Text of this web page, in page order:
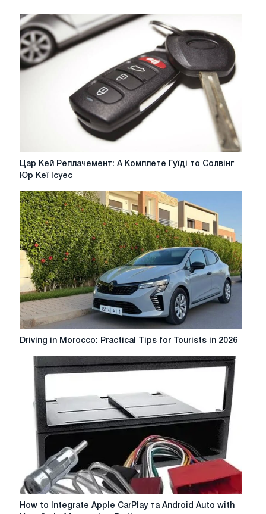
Цар
Кей
А
Комплете
Гуїді
то
Солвінг
Юр
Ісуес
Цар Кей Реплачемент: А Комплете Гуїді то Солвінг
Юр Кеї Ісуес
Driving
Morocco:
Practical
Tips
Tourists
2026
Driving in Morocco: Practical Tips for Tourists in 2026
How
How to Integrate Apple CarPlay та Android Auto with